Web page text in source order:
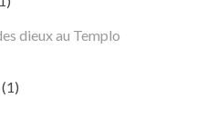
dieux au Templo
(1)